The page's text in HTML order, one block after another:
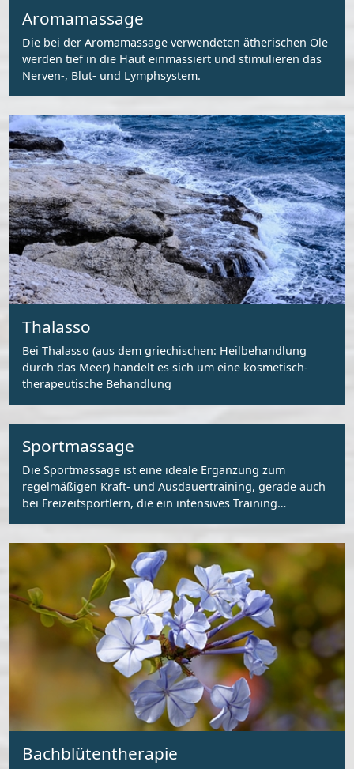
Aromamassage
Die bei der Aromamassage verwendeten ätherischen Öle
werden tief in die Haut einmassiert und stimulieren das
Nerven-, Blut- und Lymphsystem.
Thalasso
Bei Thalasso (aus dem griechischen: Heilbehandlung
durch das Meer) handelt es sich um eine kosmetisch-
therapeutische Behandlung
Sportmassage
Die Sportmassage ist eine ideale Ergänzung zum
regelmäßigen Kraft- und Ausdauertraining, gerade auch
bei Freizeitsportlern, die ein intensives Training
Bachblütentherapie